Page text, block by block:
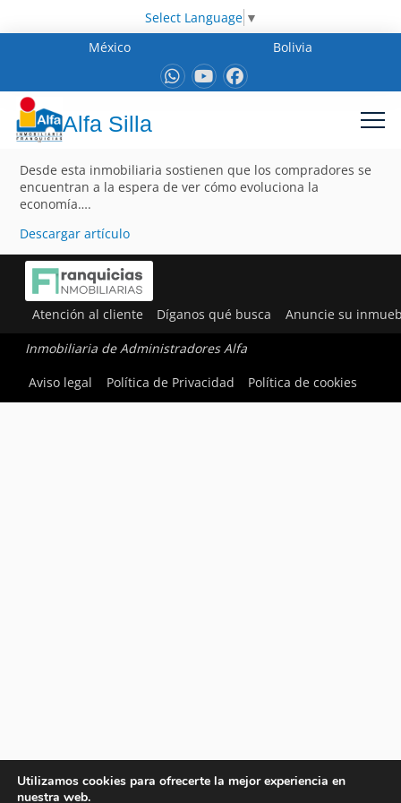
Select Language ▼
México
Bolivia
Alfa Silla
Desde esta inmobiliaria sostienen que los compradores se
encuentran a la espera de ver cómo evoluciona la
economía….
Descargar artículo
Atención al cliente Díganos qué busca Anuncie su
Inmobiliaria de Administradores Alfa
Aviso legal
Política de Privacidad Política de cookies
Utilizamos cookies para ofrecerte la mejor experiencia en
nuestra web.